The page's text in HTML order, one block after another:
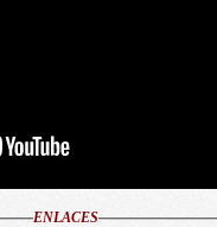
ENLACES